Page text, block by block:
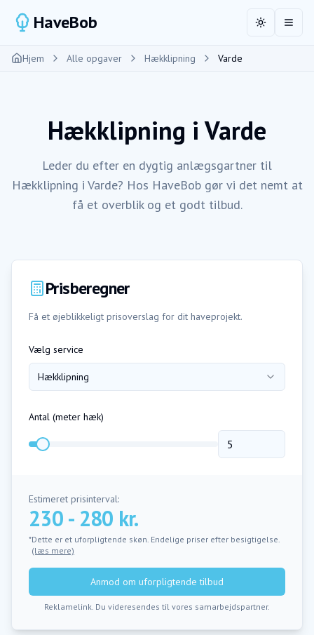
HaveBob ToggleÅbn
Hjem Alle opgaver Hækklipning Varde
Hækklipning iVarde
Leder du efter en dygtig anlægsgartner til
Hækklipning i Varde? Hos HaveBob gør vi det nemt at
få et overblik og et godt tilbud.
Prisberegner
Få et øjeblikkeligt prisoverslag for dit haveprojekt.
Vælg service
Hækklipning
Antal (meter hæk)
Estimeret prisinterval:
230 - 280 kr.
*Dette er et uforpligtende skøn. Endelige priser efter besigtigelse.
(læs mere)
Anmod om uforpligtende tilbud
Reklamelink. Du videresendes til vores samarbejdspartner.